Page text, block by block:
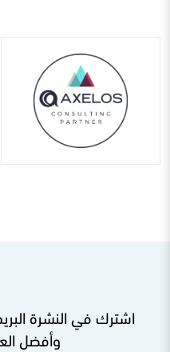
اشترك في النشرة
وأفضل